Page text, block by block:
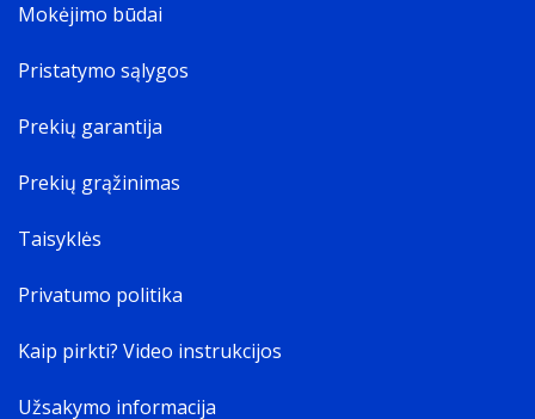
Mokėjimo būdai
Pristatymo sąlygos
Prekių garantija
Prekių grąžinimas
Taisyklės
Privatumo politika
Kaip pirkti? Video instrukcijos
Užsakymo informacija